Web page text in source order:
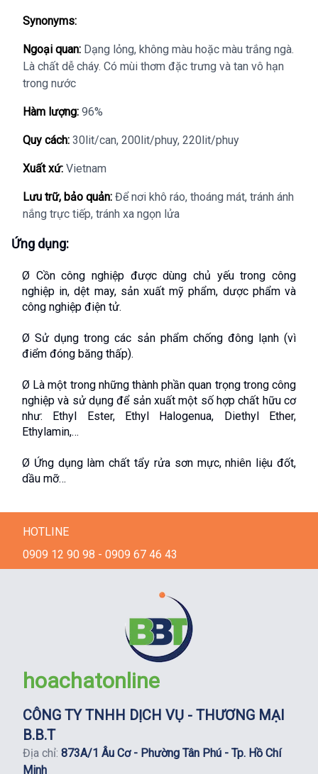
Synonyms:
Ngoại quan: Dạng lỏng, không màu hoặc màu trắng ngà.
Là chất dễ cháy. Có mùi thơm đặc trưng và tan vô hạn
trong nước
Hàm lượng: 96%
Quy cách: 30lit/can, 200lit/phuy, 220lit/phuy
Xuất xứ: Vietnam
Lưu trữ, bảo quản: Để nơi khô ráo, thoáng mát, tránh ánh
nắng trực tiếp, tránh xa ngọn lửa
Ứng dụng:
Ø Cồn công nghiệp được dùng chủ yếu trong công
nghiệp in, dệt may, sản xuất mỹ phẩm, dược phẩm và
công nghiệp điện tử.
Ø Sử dụng trong các sản phẩm chống đông lạnh (vì
điểm đóng băng thấp).
Ø Là một trong những thành phần quan trọng trong công
nghiệp và sử dụng để sản xuất một số hợp chất hữu cơ
như: Ethyl Ester, Ethyl Halogenua, Diethyl Ether,
Ethylamin,…
Ø Ứng dụng làm chất tẩy rửa sơn mực, nhiên liệu đốt,
dầu mỡ…
HOTLINE
0909 12 90 98 - 0909 67 46 43
hoachatonline
CÔNG TY TNHH DỊCH VỤ - THƯƠNG MẠI
B.B.T
Địa chỉ: 873A/1 Âu Cơ - Phường Tân Phú - Tp. Hồ Chí
Minh